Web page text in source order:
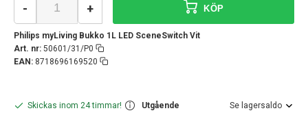
Philips myLiving Bukko 1L LED SceneSwitch Vit
Art. nr: 50601/31/P0
EAN: 8718696169520
- + KÖP
Skickas inom 24 timmar! Utgående Se lagersaldo